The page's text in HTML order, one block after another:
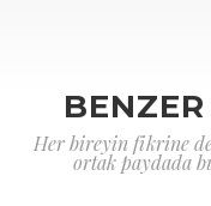
Her bireyin fikrine
ortak paydada